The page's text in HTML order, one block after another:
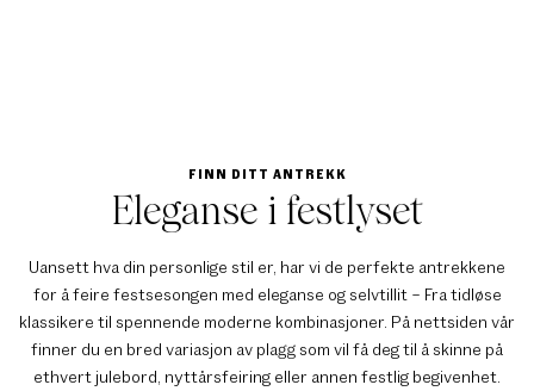
FINN DITT ANTREKK
Eleganse i festlyset
Uansett hva din personlige stil er, har vi de perfekte antrekkene
for å feire festsesongen med eleganse og selvtillit – Fra tidløse
klassikere til spennende moderne kombinasjoner. På nettsiden vår
finner du en bred variasjon av plagg som vil få deg til å skinne på
ethvert julebord, nyttårsfeiring eller annen festlig begivenhet.